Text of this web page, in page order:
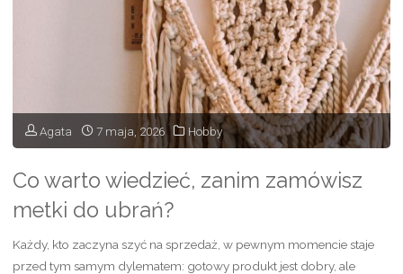
pojemnik
to
Agata 7 maja, 2026 Hobby
Co warto wiedzieć, zanim zamówisz
metki do ubrań?
Każdy, kto zaczyna szyć na sprzedaż, w pewnym momencie staje
przed tym samym dylematem: gotowy produkt jest dobry, ale